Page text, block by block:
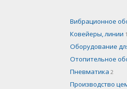
Вибрационное
Ковейеры, линии
Оборудование
Отопительное
Пневматика 2
Производство